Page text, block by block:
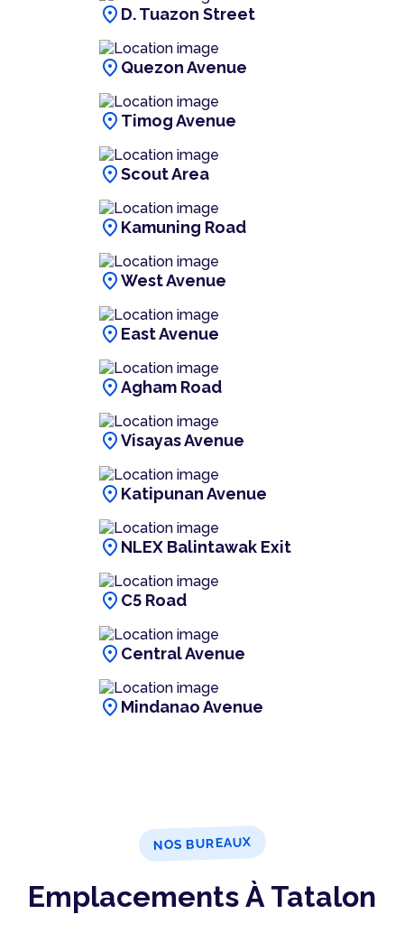
location_on D. Tuazon Street
location_on Quezon Avenue
location_on Timog Avenue
location_onScout Area
location_on Kamuning Road
location_onWest Avenue
location_on East Avenue
location_onAgham Road
location_onVisayas Avenue
location_on Katipunan Avenue
location_on NLEX Balintawak Exit
location_on C5 Road
location_on Central Avenue
location_on Mindanao Avenue
NOS BUREAUX
Emplacements À Tatalon